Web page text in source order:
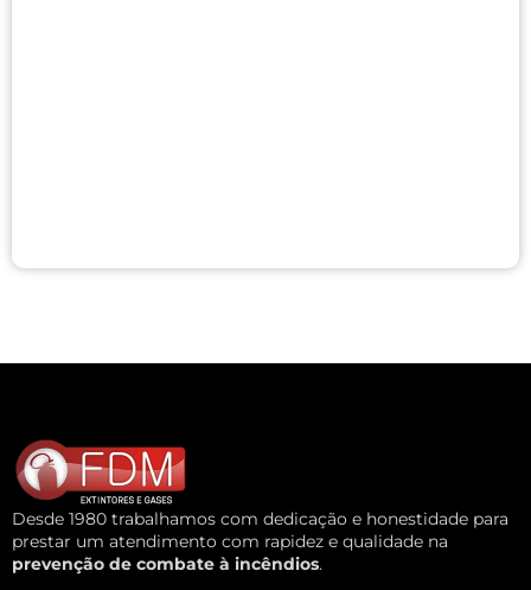
Desde 1980 trabalhamos com dedicação e honestidade para
prestar um atendimento com rapidez e qualidade na
prevenção de combate à incêndios.